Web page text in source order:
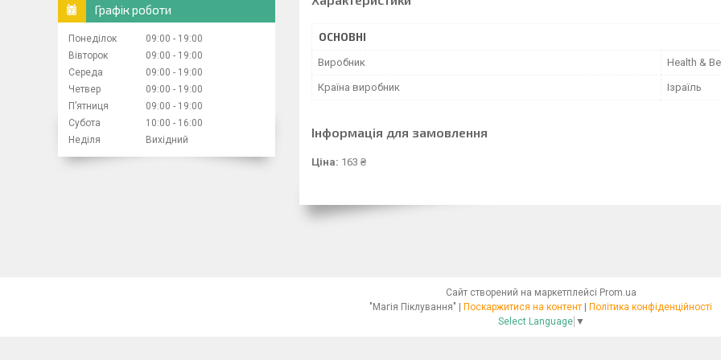
ОСНОВНІ
Виробник Health &
Країна виробник Ізраїль
Інформація для замовлення
Ціна: 163 ₴
Графік роботи
Понеділок 09:00
19:00
Вівторок
09:00
19:00
Середа
09:00
19:00
Четвер
09:00
19:00
Пʼятниця
09:00
19:00
Субота
10:00
16:00
Неділя
Вихідний
Сайт створений на маркетплейсі Prom.ua
"Магія Піклування" | Поскаржитися на контент | Політика конфіденційності
Select Language ▼